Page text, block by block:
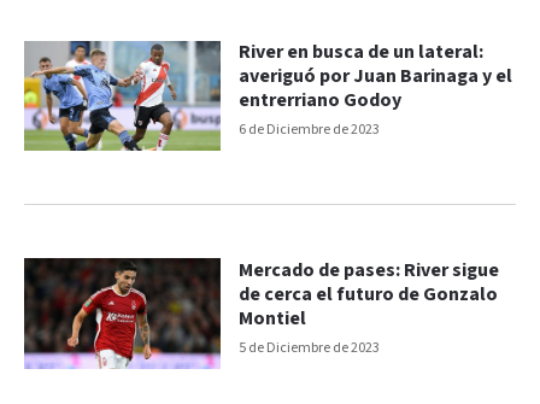
6 de Diciembre de 2023
River en busca de un lateral:
averiguó por Juan Barinaga y el
entrerriano Godoy
5 de Diciembre de 2023
Mercado de pases: River sigue
de cerca el futuro de Gonzalo
Montiel